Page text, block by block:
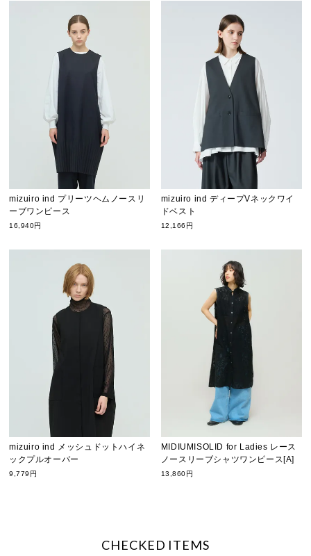
mizuiro ind プリーツヘムノースリ
ーブワンピース
16,940円
mizuiro ind ディープVネックワイ
ドベスト
12,166円
mizuiro ind メッシュドットハイネ
ックプルオーバー
9,779円
MIDIUMISOLID for Ladies レース
ノースリーブシャツワンピース[A]
13,860円
CHECKED ITEMS